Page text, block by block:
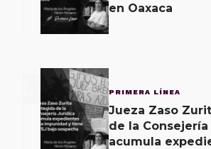
en Oaxaca
3 PRIMERA LÍNEA
Jueza Zaso
de la
acumula